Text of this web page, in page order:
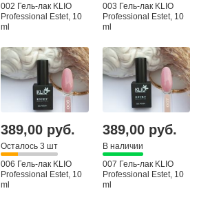
002 Гель-лак KLIO
Professional Estet, 10
ml
003 Гель-лак KLIO
Professional Estet, 10
ml
389,00 руб.
Осталось 3 шт
006 Гель-лак KLIO
Professional Estet, 10
ml
389,00 руб.
В наличии
007 Гель-лак KLIO
Professional Estet, 10
ml